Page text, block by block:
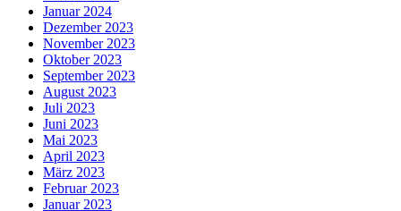
Januar 2024
Dezember 2023
November 2023
Oktober 2023
September 2023
August 2023
Juli 2023
Juni 2023
Mai 2023
April 2023
März 2023
Februar 2023
Januar 2023